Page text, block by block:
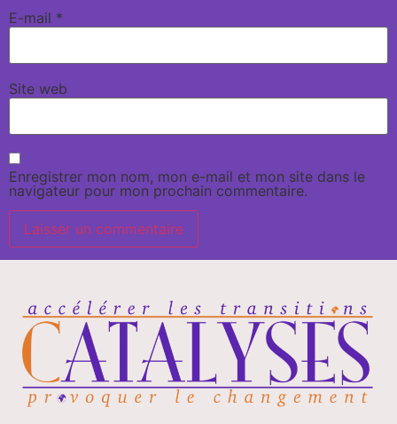
E-mail *
Site web
Enregistrer mon nom, mon e-mail et mon site dans le
navigateur pour mon prochain commentaire.